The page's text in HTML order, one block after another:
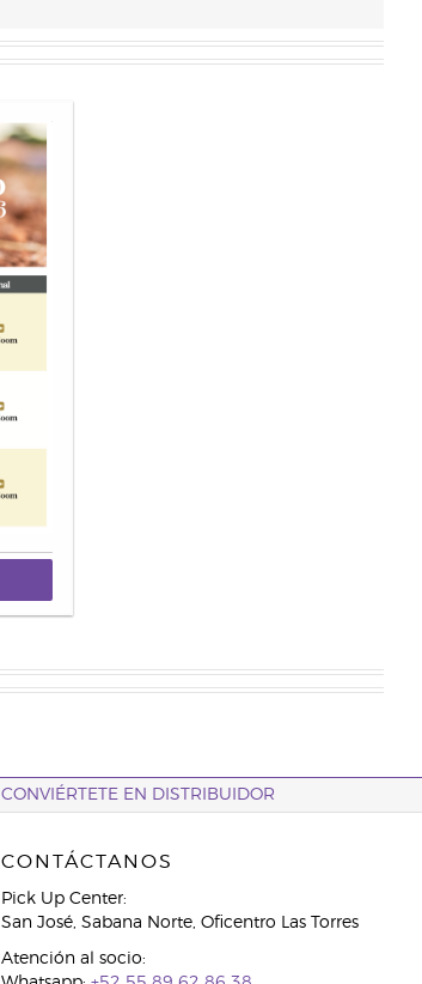
CONVIÉRTETE EN DISTRIBUIDOR
CONTÁCTANOS
Pick Up Center:
San José, Sabana Norte, Oficentro Las Torres
Atención al socio: